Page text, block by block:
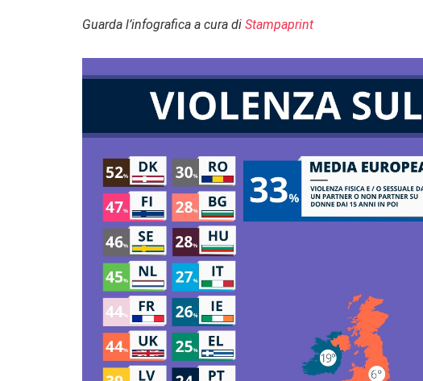
Guarda l’infografica a cura di Stampaprint